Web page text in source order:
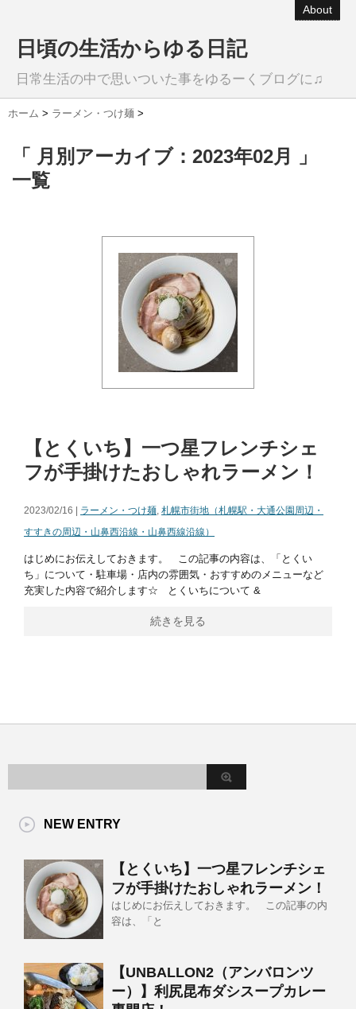
About
日頃の生活からゆる日記
日常生活の中で思いついた事をゆるーくブログに♫
ホーム > ラーメン・つけ麺 >
「 月別アーカイブ：2023年02月 」
一覧
【とくいち】一つ星フレンチシェ
フが手掛けたおしゃれラーメン！
2023/02/16 | ラーメン・つけ麺, 札幌市街地（札幌駅・大通公園周辺・
すすきの周辺・山鼻西沿線・山鼻西線沿線）
はじめにお伝えしておきます。 この記事の内容は、「とくい
ち」について・駐車場・店内の雰囲気・おすすめのメニューなど
充実した内容で紹介します☆ とくいちについて &
続きを見る
NEW ENTRY
【とくいち】一つ星フレンチシェ
フが手掛けたおしゃれラーメン！
はじめにお伝えしておきます。 この記事の内
容は、「と
【UNBALLON2（アンバロンツ
ー）】利尻昆布ダシスープカレー